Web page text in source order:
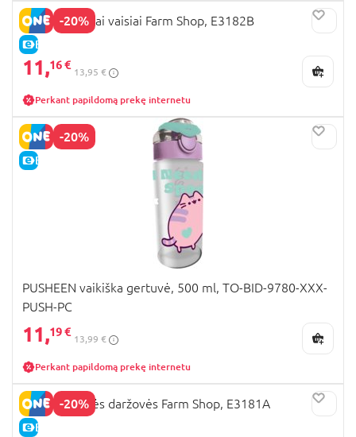
-20%
E-KAINA
HAPE mediniai vaisiai Farm Shop, E3182B
11,16 €
13,95 €
Perkant papildomą prekę internetu
-20%
E-KAINA
PUSHEEN vaikiška gertuvė, 500 ml, TO-BID-9780-XXX-
PUSH-PC
11,19 €
13,99 €
Perkant papildomą prekę internetu
-20%
E-KAINA
HAPE medinės daržovės Farm Shop, E3181A